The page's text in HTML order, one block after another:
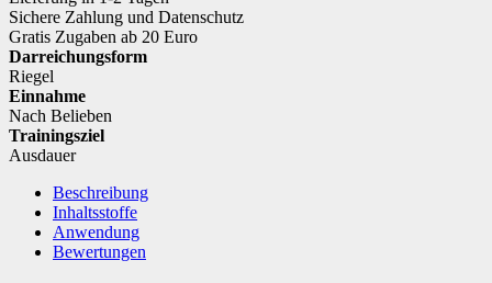
Sichere Zahlung und Datenschutz
Gratis Zugaben ab 20 Euro
Darreichungsform
Riegel
Einnahme
Nach Belieben
Trainingsziel
Ausdauer
Beschreibung
Inhaltsstoffe
Anwendung
Bewertungen